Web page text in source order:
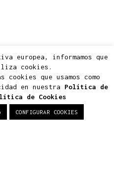
europea, informamos que
cookies.
que usamos como
en nuestra Política de
de Cookies
CONFIGURAR COOKIES